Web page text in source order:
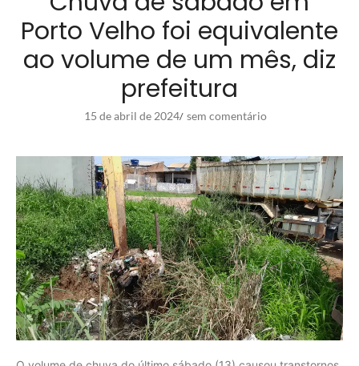
Porto Velho foi equivalente
ao volume de um mês, diz
prefeitura
15 de abril de 2024/ sem comentário